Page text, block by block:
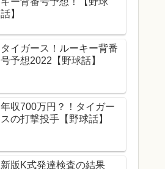
話】
タイガース！ルーキー背番
号予想2022【野球話】
年収700万円？！タイガー
スの打撃投手【野球話】
新版K式発達検査の結果